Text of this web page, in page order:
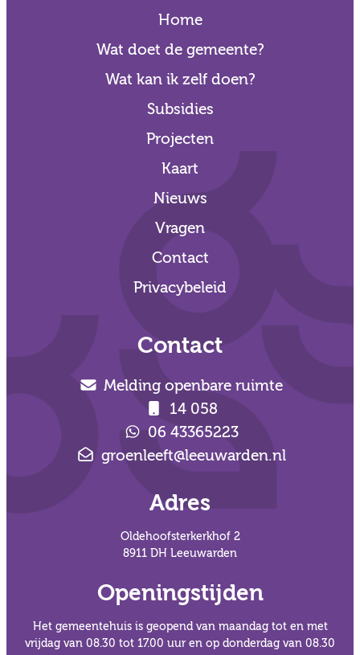
Home
Wat doet de gemeente?
Wat kan ik zelf doen?
Subsidies
Projecten
Kaart
Nieuws
Vragen
Contact
Privacybeleid
Contact
Melding openbare ruimte
14 058
06 43365223
groenleeft@leeuwarden.nl
Adres
Oldehoofsterkerkhof 2
8911 DH Leeuwarden
Openingstijden
Het gemeentehuis is geopend van maandag tot en met
vrijdag van 08.30 tot 17.00 uur en op donderdag van 08.30